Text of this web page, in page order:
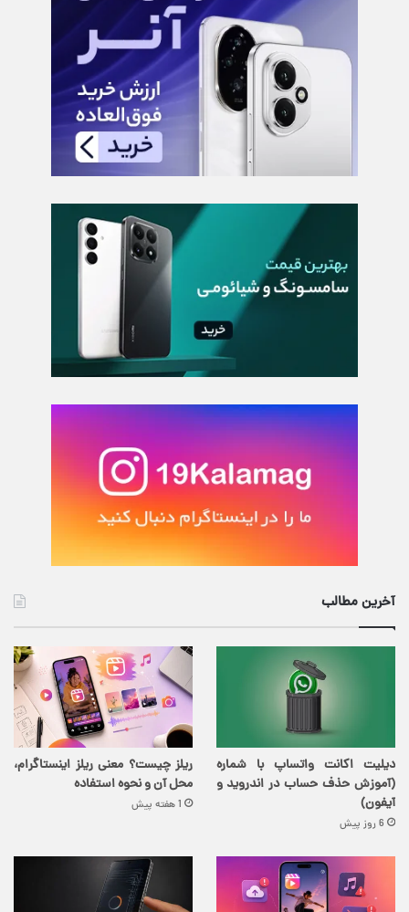
آخرین مطالب
دیلیت اکانت واتساپ با شماره
(آموزش حذف حساب در اندروید و
آیفون)
6 روز پیش
ریلز چیست؟ معنی ریلز اینستاگرام،
محل آن و نحوه استفاده
1 هفته پیش